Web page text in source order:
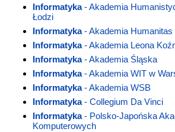
Informatyka- Akademia
Łodzi
Informatyka- Akademia Humanitas
Informatyka- Akademia Leona
Informatyka- Akademia Śląska
Informatyka- Akademia WIT w
Informatyka- Akademia WSB
Informatyka- Collegium Da Vinci
Informatyka- Polsko-Japońska
Komputerowych